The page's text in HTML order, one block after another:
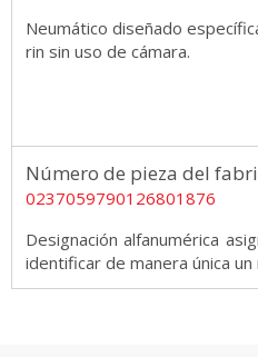
Neumático diseñado
rin sin uso de cámara.
Número de pieza del
0237059790126801876
Designación alfanumérica
identificar de manera única un